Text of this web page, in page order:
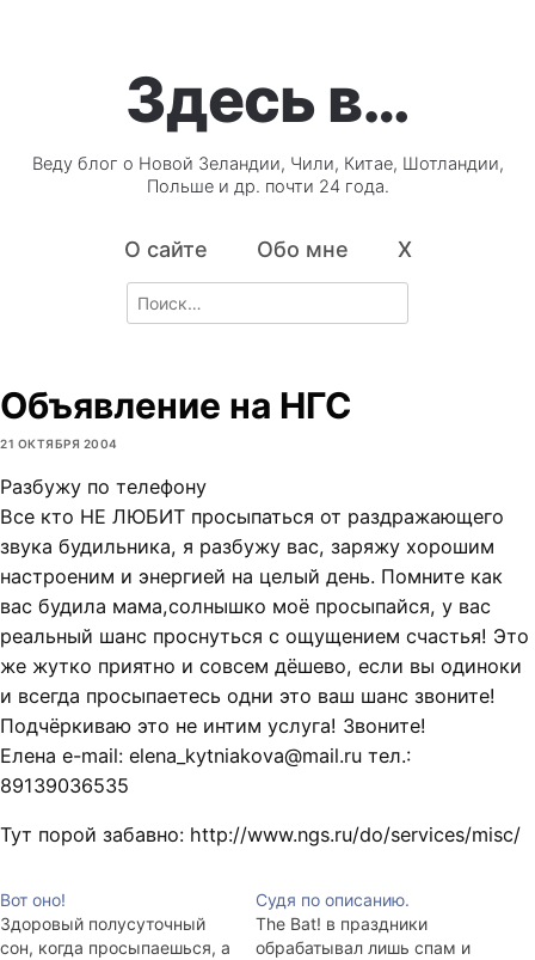
Здесь в…
Веду блог о Новой Зеландии, Чили, Китае, Шотландии,
Польше и др. почти 24 года.
О сайте Обо мне X
Search
for:
Объявление на НГС
21 ОКТЯБРЯ 2004
Разбужу по телефону
Все кто НЕ ЛЮБИТ просыпаться от раздражающего
звука будильника, я разбужу вас, заряжу хорошим
настроеним и энергией на целый день. Помните как
вас будила мама,солнышко моё просыпайся, у вас
реальный шанс проснуться с ощущением счастья! Это
же жутко приятно и совсем дёшево, если вы одиноки
и всегда просыпаетесь одни это ваш шанс звоните!
Подчёркиваю это не интим услуга! Звоните!
Елена e-mail: elena_kytniakova@mail.ru тел.:
89139036535
Тут порой забавно: http://www.ngs.ru/do/services/misc/
Вот оно!
Здоровый полусуточный
сон, когда просыпаешься, а
Судя по описанию.
The Bat! в праздники
обрабатывал лишь спам и